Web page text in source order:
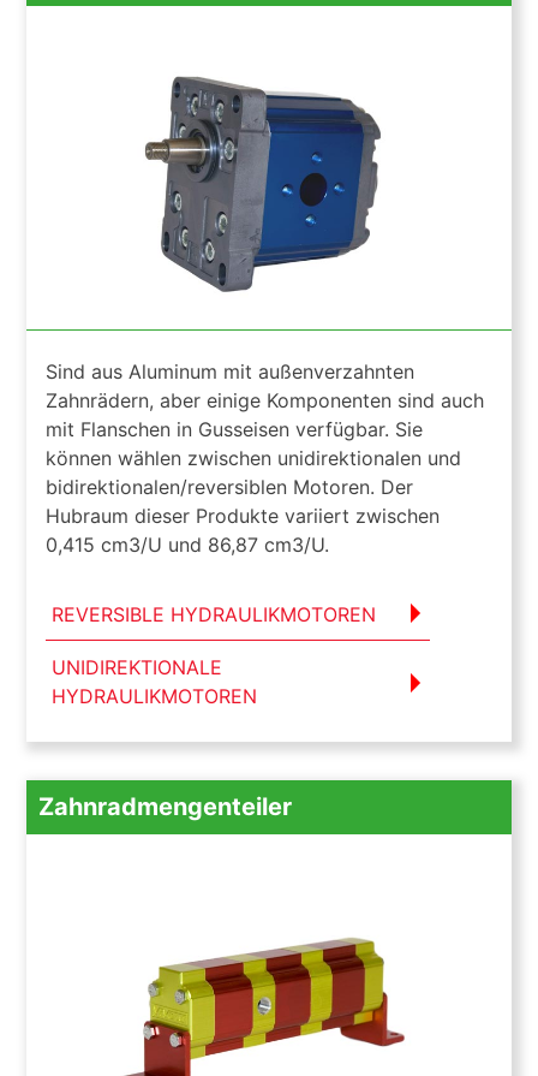
Sind aus Aluminum mit außenverzahnten
Zahnrädern, aber einige Komponenten sind auch
mit Flanschen in Gusseisen verfügbar. Sie
können wählen zwischen unidirektionalen und
bidirektionalen/reversiblen Motoren. Der
Hubraum dieser Produkte variiert zwischen
0,415 cm3/U und 86,87 cm3/U.
REVERSIBLE HYDRAULIKMOTOREN
UNIDIREKTIONALE
HYDRAULIKMOTOREN
Zahnradmengenteiler